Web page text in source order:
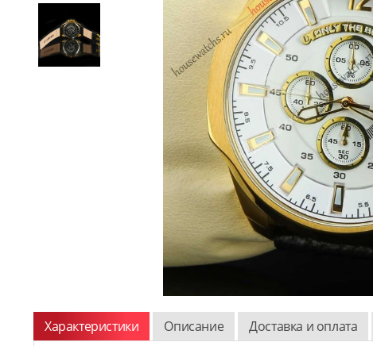
Характеристики Описание Доставка и оплата